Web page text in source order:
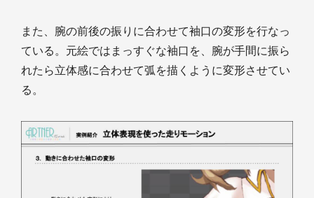
また、腕の前後の振りに合わせて袖口の変形を行なっ
ている。元絵ではまっすぐな袖口を、腕が手間に振ら
れたら立体感に合わせて弧を描くように変形させてい
る。